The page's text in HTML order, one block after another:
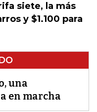
siete, la más
y $1.100 para
una
en marcha